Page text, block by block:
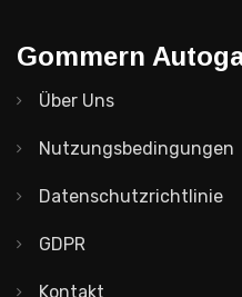
Gommern
Über Uns
Nutzungsbedingungen
Datenschutzrichtlinie
GDPR
Kontakt